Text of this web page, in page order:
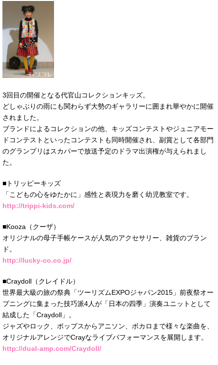
3回目の開催となる代官山コレクションキッズ。
どしゃぶりの雨にも関わらず大勢のギャラリーに囲まれ華やかに開催
されました。
ブランドによるコレクションの他、キッズコンテストやジュニアモー
ドコンテストといったコンテストも同時開催され、副賞として各部門
のグランプリはスカパーで放送予定のドラマ出演権が与えられまし
た。
■トリッピーキッズ
「こどもの心をゆたかに」感性と表現力を磨く幼児教室です。
http://trippi-kids.com/
■Kooza（クーザ）
オリジナルの母子手帳ケースが人気のアクセサリー、雑貨のブラン
ド。
http://lucky-co.co.jp/
■Craydoll（クレイドル）
世界最大級の旅の祭典「ツーリズムEXPOジャパン2015」前夜祭オー
プニングに集まった技巧派4人が「日本の四季」演奏ユニットとして
結成した「Craydoll」。
ジャズやロック、ポップスからアニソン、ボカロまで様々な楽曲を、
オリジナルアレンジでCrayなライブパフォーマンスを展開します。
http://dual-amp.com/Craydoll/